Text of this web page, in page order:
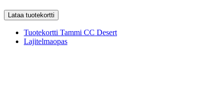
Lataa tuotekortti
Tuotekortti Tammi CC Desert
Lajitelmaopas